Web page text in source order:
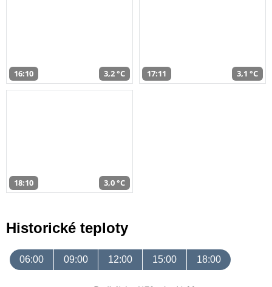
16:10 3,2 °C 17:11 3,1 °C
18:10 3,0 °C
Historické teploty
06:00 09:00 12:00 15:00 18:00